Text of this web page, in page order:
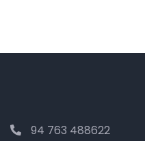
94 763 488622